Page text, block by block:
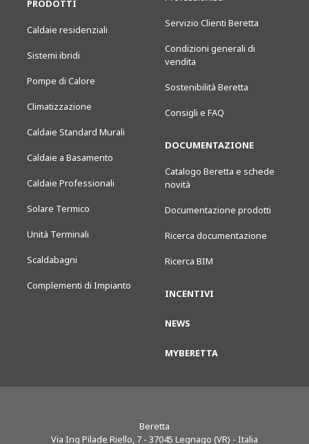
PRODOTTI
Caldaie residenziali
Sistemi ibridi
Pompe di Calore
Climatizzazione
Caldaie Standard Murali
Caldaie a Basamento
Caldaie Professionali
Solare Termico
Unità Terminali
Scaldabagni
Complementi di Impianto
Servizio Clienti Beretta
Condizioni generali di
vendita
Sostenibilità Beretta
Consigli e FAQ
DOCUMENTAZIONE
Catalogo Beretta e schede
novità
Documentazione prodotti
Ricerca documentazione
Ricerca BIM
INCENTIVI
NEWS
MYBERETTA
Beretta
Via Ing Pilade Riello, 7 - 37045 Legnago (VR) - Italia